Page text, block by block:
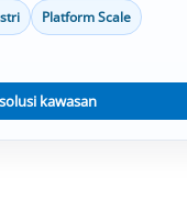
serta integrasi data
perusahaan.
Platform Scale
kawasan